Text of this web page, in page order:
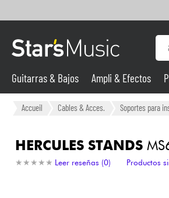
Guitarras & Bajos
Sintetizadores & samplers
Guitarras & Bajos Ampli & Efectos
Accueil Cables & Acces. Soportes para
HERCULES STANDS
★ ★ ★ ★ ★
★ ★ ★ ★ ★ Leer reseñas (0) Productos